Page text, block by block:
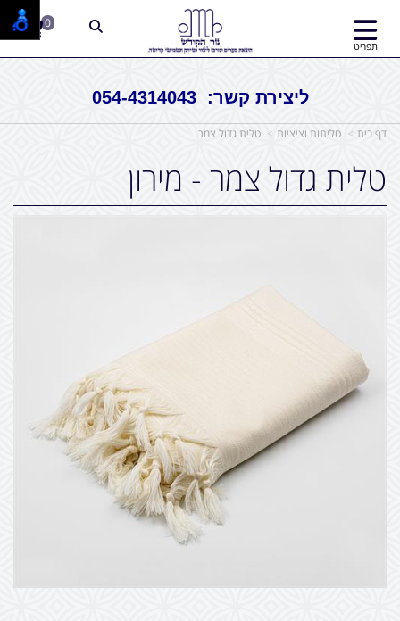
ליצירת קשר: 054-4314043
תפריט
0
דף בית טליתות וציציות טלית גדול צמר
טלית גדול צמר - מירון